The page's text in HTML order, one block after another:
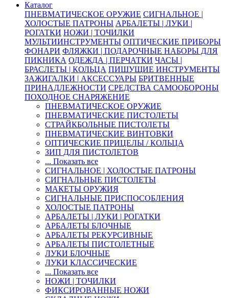
Каталог
ПНЕВМАТИЧЕСКОЕ ОРУЖИЕ СИГНАЛЬНОЕ |
ХОЛОСТЫЕ ПАТРОНЫ АРБАЛЕТЫ | ЛУКИ |
РОГАТКИ НОЖИ | ТОЧИЛКИ
МУЛЬТИИНСТРУМЕНТЫ ОПТИЧЕСКИЕ ПРИБОРЫ
ФОНАРИ ФЛЯЖКИ | ПОДАРОЧНЫЕ НАБОРЫ ДЛЯ
ПИКНИКА ОДЕЖДА | ПЕРЧАТКИ ЧАСЫ |
БРАСЛЕТЫ | КОЛЬЦА ПИШУЩИЕ ИНСТРУМЕНТЫ
ЗАЖИГАЛКИ | АКСЕССУАРЫ БРИТВЕННЫЕ
ПРИНАДЛЕЖНОСТИ СРЕДСТВА САМООБОРОНЫ
ПОХОДНОЕ СНАРЯЖЕНИЕ
ПНЕВМАТИЧЕСКОЕ ОРУЖИЕ
ПНЕВМАТИЧЕСКИЕ ПИСТОЛЕТЫ
СТРАЙКБОЛЬНЫЕ ПИСТОЛЕТЫ
ПНЕВМАТИЧЕСКИЕ ВИНТОВКИ
ОПТИЧЕСКИЕ ПРИЦЕЛЫ / КОЛЬЦА
ЗИП ДЛЯ ПИСТОЛЕТОВ
... Показать все
СИГНАЛЬНОЕ | ХОЛОСТЫЕ ПАТРОНЫ
СИГНАЛЬНЫЕ ПИСТОЛЕТЫ
МАКЕТЫ ОРУЖИЯ
СИГНАЛЬНЫЕ ПРИСПОСОБЛЕНИЯ
ХОЛОСТЫЕ ПАТРОНЫ
АРБАЛЕТЫ | ЛУКИ | РОГАТКИ
АРБАЛЕТЫ БЛОЧНЫЕ
АРБАЛЕТЫ РЕКУРСИВНЫЕ
АРБАЛЕТЫ ПИСТОЛЕТНЫЕ
ЛУКИ БЛОЧНЫЕ
ЛУКИ КЛАССИЧЕСКИЕ
... Показать все
НОЖИ | ТОЧИЛКИ
ФИКСИРОВАННЫЕ НОЖИ